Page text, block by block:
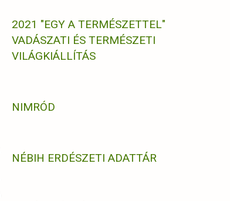
2021 "EGY A TERMÉSZETTEL"
VADÁSZATI ÉS TERMÉSZETI
VILÁGKIÁLLÍTÁS
NIMRÓD
NÉBIH ERDÉSZETI ADATTÁR